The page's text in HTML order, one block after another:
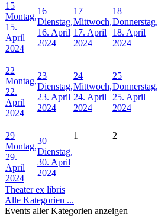
15
Montag,
15.
April
2024
16
Dienstag,
16. April
2024
17
Mittwoch,
17. April
2024
18
Donnerstag,
18. April
2024
22
Montag,
22.
April
2024
23
Dienstag,
23. April
2024
24
Mittwoch,
24. April
2024
25
Donnerstag,
25. April
2024
29
Montag,
29.
April
2024
30
Dienstag,
30. April
2024
1 2
Theater ex libris
Alle Kategorien ...
Events aller Kategorien anzeigen